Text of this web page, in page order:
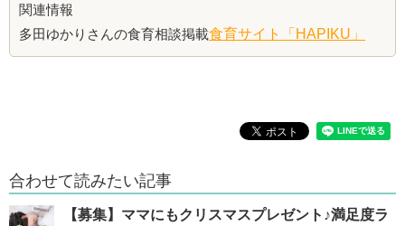
関連情報
多田ゆかりさんの食育相談掲載食育サイト「HAPIKU」
合わせて読みたい記事
【募集】ママにもクリスマスプレゼント♪満足度ラ